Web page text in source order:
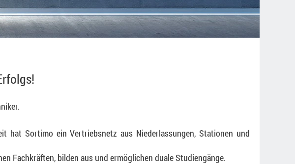
hat Sortimo ein Vertriebsnetz aus Niederlassungen, Stationen und
Fachkräften, bilden aus und ermöglichen duale Studiengänge.